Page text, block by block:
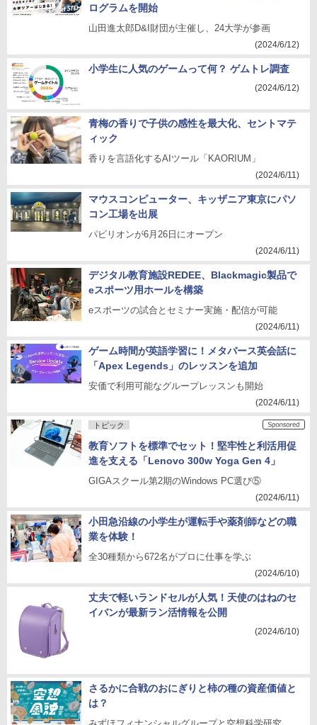
ログラムを開始
山田進太郎D&I財団が主催し、24大学が参画
(2024/6/12)
小学生に人気のゲームって何？ ゲムトレ調査
(2024/6/12)
青梅の香りで子供の感性を最大化、セントマテ
ィック
香りを言語化するAIツール「KAORIUM」
(2024/6/11)
マウスコンピューター、キッザニア東京にパソ
コン工場を出展
パビリオンが6月26日にオープン
(2024/6/11)
デジタル教育施設REDEE、Blackmagic製品で
eスポーツ用ホールを構築
eスポーツの試合とセミナー実施・配信が可能
(2024/6/11)
ゲーム時間が英語学習に！メタバース英会話に
「Apex Legends」のレッスンを追加
安価で利用可能なグループレッスンも開始
(2024/6/11)
トピック
教育ソフトを標準でセット！堅牢性と利活用促
進を支える「Lenovo 300w Yoga Gen 4」
GIGAスクール第2期のWindows PC選び⑤
(2024/6/11)
小田急沿線の小学生が運転手や薬剤師などの職
業を体験！
全30種類から672名がプロに仕事を学ぶ
(2024/6/10)
丈夫で軽いランドセルが人気！天使のはねのセ
イバンが最新ラン活情報を公開
(2024/6/10)
さるかに合戦のおにぎりと柿の種の資産価値と
は？